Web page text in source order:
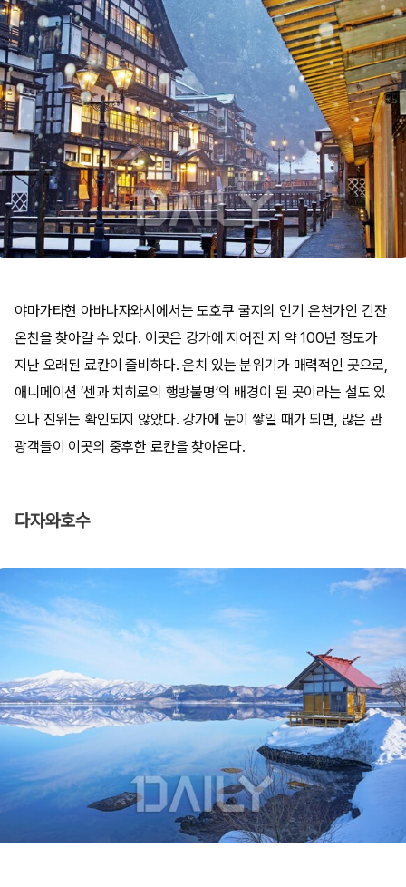
야마가타현 아바나자와시에서는 도호쿠 굴지의 인기 온천가인 긴잔
온천을 찾아갈 수 있다. 이곳은 강가에 지어진 지 약 100년 정도가
지난 오래된 료칸이 즐비하다. 운치 있는 분위기가 매력적인 곳으로,
애니메이션 ‘센과 치히로의 행방불명’의 배경이 된 곳이라는 설도 있
으나 진위는 확인되지 않았다. 강가에 눈이 쌓일 때가 되면, 많은 관
광객들이 이곳의 중후한 료칸을 찾아온다.​
다자와호수